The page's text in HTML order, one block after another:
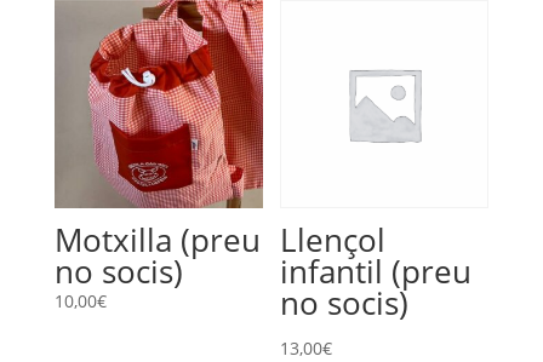
Motxilla (preu
no socis)
10,00€
Llençol
infantil (preu
no socis)
13,00€